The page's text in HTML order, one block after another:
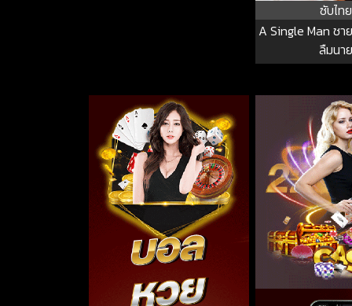
ซับไทย
A Single Man ชา
ลืมนาย